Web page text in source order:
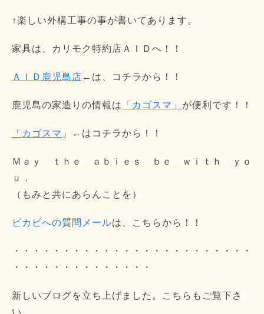
↑楽しい外構工事の事が書いてあります。
家具は、カリモク特約店ＡＩＤへ！！
ＡＩＤ鹿児島店 ←は、コチラから！！
鹿児島の家造りの情報は 「カゴスマ」 が便利です！！
「カゴスマ 」←はコチラから！！
Ｍａｙ ｔｈｅ ａｂｉｅｓ ｂｅ ｗｉｔｈ ｙｏ
ｕ．
（もみと共にあらんことを）
ビカビへの質問メールは、こちらから！！
・・・・・・・・・・・・・・・・・・・・・・・・
・・・・・・・・・・・・・・
新しいブログを立ち上げました。こちらもご覧下さ
い。